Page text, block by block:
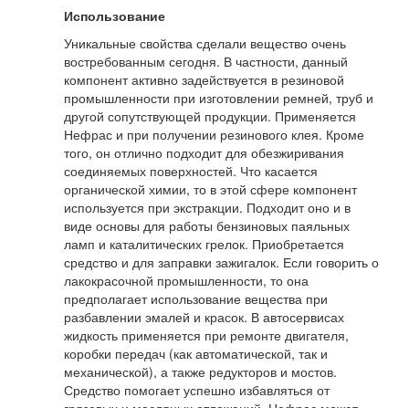
Использование
Уникальные свойства сделали вещество очень
востребованным сегодня. В частности, данный
компонент активно задействуется в резиновой
промышленности при изготовлении ремней, труб и
другой сопутствующей продукции. Применяется
Нефрас и при получении резинового клея. Кроме
того, он отлично подходит для обезжиривания
соединяемых поверхностей. Что касается
органической химии, то в этой сфере компонент
используется при экстракции. Подходит оно и в
виде основы для работы бензиновых паяльных
ламп и каталитических грелок. Приобретается
средство и для заправки зажигалок. Если говорить о
лакокрасочной промышленности, то она
предполагает использование вещества при
разбавлении эмалей и красок. В автосервисах
жидкость применяется при ремонте двигателя,
коробки передач (как автоматической, так и
механической), а также редукторов и мостов.
Средство помогает успешно избавляться от